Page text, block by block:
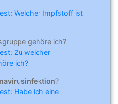
Welcher Impfstoff ist
gehöre ich?
Zu welcher
ich?
?
Habe ich eine